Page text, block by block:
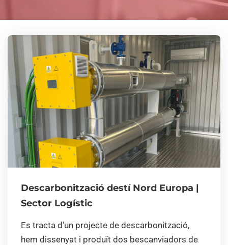
Descarbonització destí Nord Europa |
Sector Logístic
Es tracta d'un projecte de descarbonització,
hem dissenyat i produït dos bescanviadors de